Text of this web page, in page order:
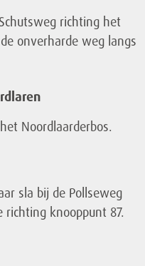
richting het
onverharde weg langs
Noordlaarderbos.
sla bij de Pollseweg
richting knooppunt 87.